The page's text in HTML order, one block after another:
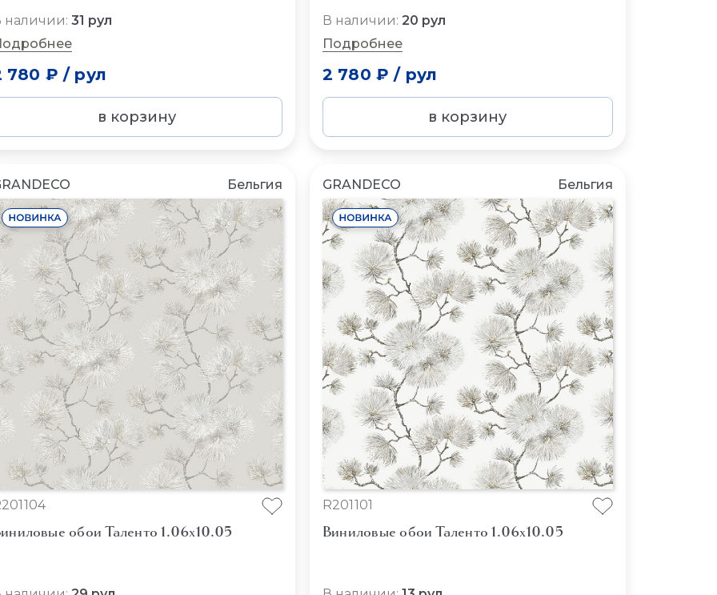
наличии: 31 рул
780 ₽ / рул
в корзину
В наличии: 20 рул
Подробнее
2 780 ₽ / рул
в корзину
Бельгия
обои Таленто 1.06x10.05
GRANDECO Бельгия
R201101
Виниловые обои Таленто 1.06x10.05